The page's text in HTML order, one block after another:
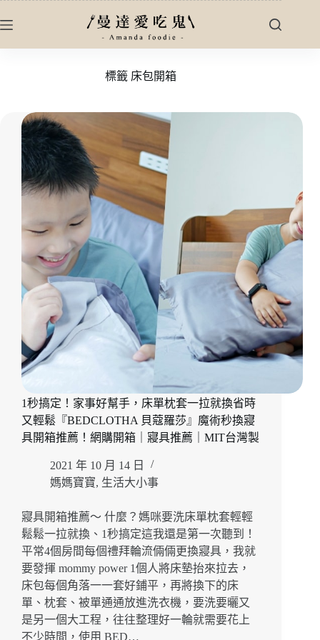
至
標籤 床包開箱
1秒搞定！家事好幫手，床單枕套一拉就換省時
又輕鬆『BEDCLOTHA 貝蔻羅莎』魔術秒換寢
具開箱推薦！網購開箱｜寢具推薦｜MIT台灣製
2021 年 10 月 14 日
媽媽寶寶, 生活大小事
寢具開箱推薦～ 什麼？媽咪要洗床單枕套輕輕
鬆鬆一拉就換、1秒搞定這我還是第一次聽到！
平常4個房間每個禮拜輪流倆倆更換寢具，我就
要發揮 mommy power 1個人將床墊抬來拉去，
床包每個角落一一套好鋪平，再將換下的床
單、枕套、被單通通放進洗衣機，要洗要曬又
是另一個大工程，往往整理好一輪就需要花上
不少時間，使用 BED…